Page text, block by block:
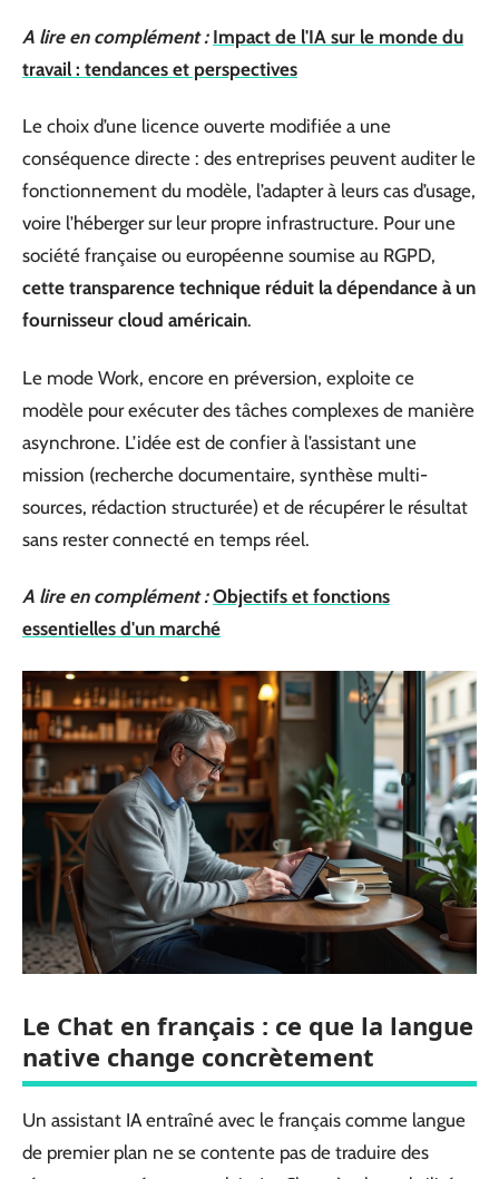
A lire en complément : Impact de l'IA sur le monde du
travail : tendances et perspectives
Le choix d’une licence ouverte modifiée a une
conséquence directe : des entreprises peuvent auditer le
fonctionnement du modèle, l’adapter à leurs cas d’usage,
voire l’héberger sur leur propre infrastructure. Pour une
société française ou européenne soumise au RGPD,
cette transparence technique réduit la dépendance à un
fournisseur cloud américain.
Le mode Work, encore en préversion, exploite ce
modèle pour exécuter des tâches complexes de manière
asynchrone. L’idée est de confier à l’assistant une
mission (recherche documentaire, synthèse multi-
sources, rédaction structurée) et de récupérer le résultat
sans rester connecté en temps réel.
A lire en complément : Objectifs et fonctions
essentielles d'un marché
Le Chat en français : ce que la langue
native change concrètement
Un assistant IA entraîné avec le français comme langue
de premier plan ne se contente pas de traduire des